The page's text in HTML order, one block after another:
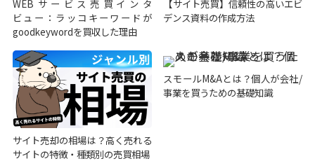
WEBサービス売買インタ
ビュー：ラッコキーワードが
goodkeywordを買収した理由
【サイト売買】信頼性の高いエビ
デンス資料の作成方法
サイト売却の相場は？高く売れる
サイトの特徴・種類別の売買相場
スモールM&Aとは？個人が会社/
事業を買うための基礎知識